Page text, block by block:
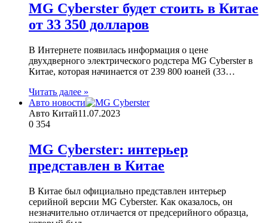
MG Cyberster будет стоить в Китае
от 33 350 долларов
В Интернете появилась информация о цене
двухдверного электрического родстера MG Cyberster в
Китае, которая начинается от 239 800 юаней (33…
Читать далее »
Авто новости
Авто Китай11.07.2023
0 354
MG Cyberster: интерьер
представлен в Китае
В Китае был официально представлен интерьер
серийной версии MG Cyberster. Как оказалось, он
незначительно отличается от предсерийного образца,